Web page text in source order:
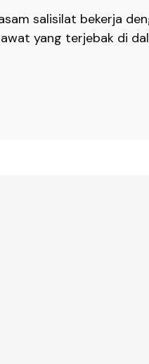
salisilat bekerja
yang terjebak di